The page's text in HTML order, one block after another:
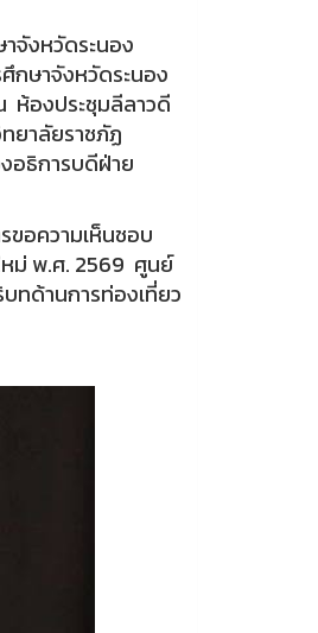
จังหวัดระนอง
กษาจังหวัดระนอง
ห้องประชุมลีลาวดี
ยาลัยราชภัฏ
อธิการบดีฝ่าย
ขอความเห็นชอบ
หม่ พ.ศ. 2569 ศูนย์
ด้านการท่องเที่ยว